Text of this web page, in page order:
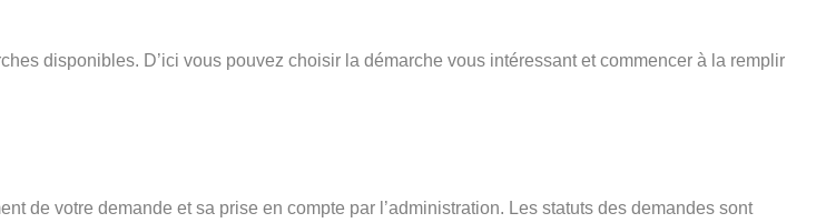
disponibles. D’ici vous pouvez choisir la démarche vous intéressant et commencer à la remplir
de votre demande et sa prise en compte par l’administration. Les statuts des demandes sont